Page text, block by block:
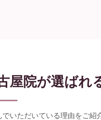
屋院が選ばれ
いただいている理由をご紹